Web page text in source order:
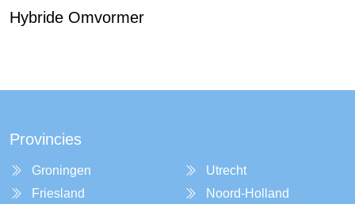
Hybride Omvormer
Provincies
Groningen
Friesland
Utrecht
Noord-Holland